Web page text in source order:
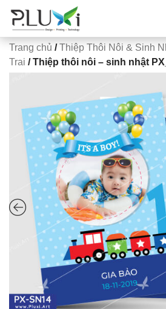
Trang chủ /Thiệp Thôi Nôi & Sinh
Trai / Thiệp thôi nôi – sinh nhật